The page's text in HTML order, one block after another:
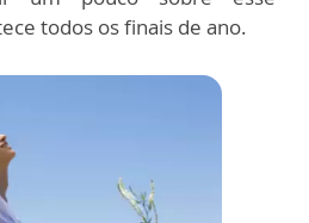
todos os finais de ano.